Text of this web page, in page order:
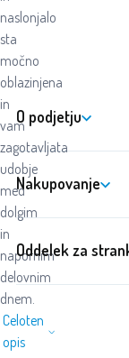
naslonjalo
sta
močno
oblazinjena
in
vam
zagotavljata
udobje
med
dolgim
in
napornim
delovnim
dnem.
Celoten
opis
O podjetju
Nakupovanje
Oddelek za